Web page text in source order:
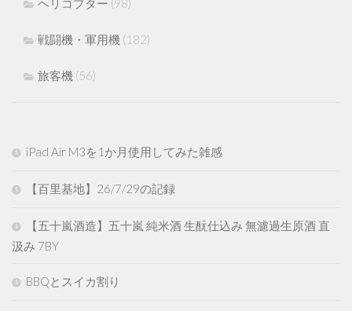
ヘリコプター (98)
戦闘機・軍用機 (182)
旅客機 (56)
iPad Air M3を1か月使用してみた雑感
【百里基地】26/7/29の記録
【五十嵐酒造】五十嵐 純米酒 生酛仕込み 無濾過生原酒 直
汲み 7BY
BBQとスイカ割り